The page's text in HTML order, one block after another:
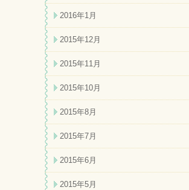
2016年1月
2015年12月
2015年11月
2015年10月
2015年8月
2015年7月
2015年6月
2015年5月